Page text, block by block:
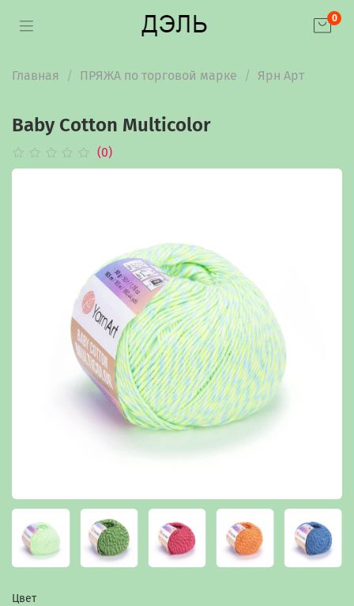
0
Главная ПРЯЖА по торговой марке Ярн Арт
Baby Cotton Multicolor
(0)
Цвет